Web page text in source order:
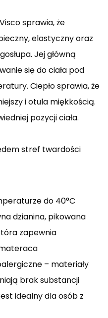
sprawia, że
elastyczny oraz
Jej główną
się do ciała pod
Ciepło sprawia, że
i otula miękkością.
pozycji ciała.
stref twardości
do 40°C
dzianina, pikowana
zapewnia
– materiały
brak substancji
idealny dla osób z